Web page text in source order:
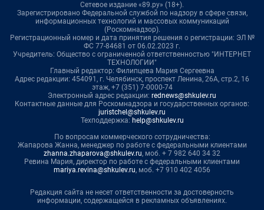
Сетевое издание «89.ру» (18+).
Зарегистрировано Федеральной службой по надзору в сфере связи,
информационных технологий и массовых коммуникаций
(Роскомнадзор).
Регистрационный номер и дата принятия решения о регистрации: ЭЛ №
ФС 77-84681 от 06.02.2023 г.
Учредитель: Общество с ограниченной ответственностью "ИНТЕРНЕТ
ТЕХНОЛОГИИ"
Главный редактор: Филипцева Мария Сергеевна
Адрес редакции: 454091, г. Челябинск, проспект Ленина, 26А, стр.2, 16
этаж, +7 (351) 7-0000-74
Электронный адрес редакции: rednews@shkulev.ru
Контактные данные для Роскомнадзора и государственных органов:
juristchel@shkulev.ru
Техподдержка: help@shkulev.ru
По вопросам коммерческого сотрудничества:
Жапарова Жанна, менеджер по работе с федеральными клиентами
zhanna.zhaparova@shkulev.ru, моб. + 7 982 640 34 32
Ревина Мария, директор по работе с федеральными клиентами
mariya.revina@shkulev.ru, моб. +7 910 402 4056
Редакция сайта не несет ответственности за достоверность
информации, содержащейся в рекламных объявлениях.